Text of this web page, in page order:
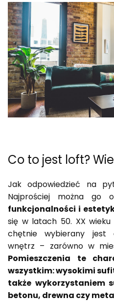
Co to jest loft?
Jak odpowiedzieć na
Najprościej można go
funkcjonalności i
się w latach 50. XX
chętnie wybierany jest
wnętrz – zarówno w
Pomieszczenia te
wszystkim: wysokimi
także wykorzystaniem
betonu, drewna czy